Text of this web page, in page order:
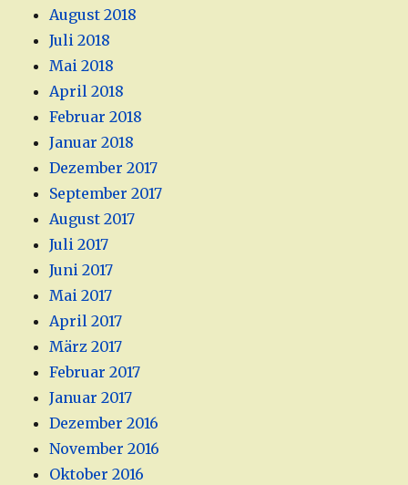
August 2018
Juli 2018
Mai 2018
April 2018
Februar 2018
Januar 2018
Dezember 2017
September 2017
August 2017
Juli 2017
Juni 2017
Mai 2017
April 2017
März 2017
Februar 2017
Januar 2017
Dezember 2016
November 2016
Oktober 2016